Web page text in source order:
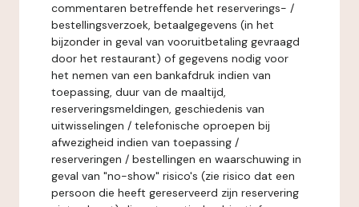
commentaren betreffende het reserverings- /
bestellingsverzoek, betaalgegevens (in het
bijzonder in geval van vooruitbetaling gevraagd
door het restaurant) of gegevens nodig voor
het nemen van een bankafdruk indien van
toepassing, duur van de maaltijd,
reserveringsmeldingen, geschiedenis van
uitwisselingen / telefonische oproepen bij
afwezigheid indien van toepassing /
reserveringen / bestellingen en waarschuwing in
geval van "no-show" risico's (zie risico dat een
persoon die heeft gereserveerd zijn reservering